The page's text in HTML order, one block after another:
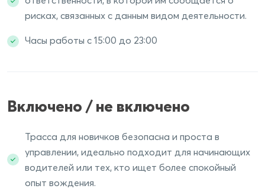
рисках, связанных с данным видом деятельности.
Часы работы с 15:00 до 23:00
Включено / не включено
Трасса для новичков безопасна и проста в
управлении, идеально подходит для начинающих
водителей или тех, кто ищет более спокойный
опыт вождения.